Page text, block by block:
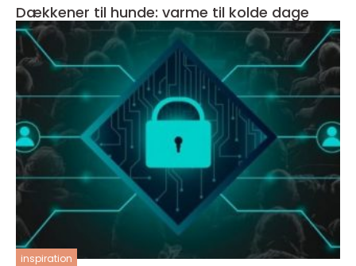
Dækkener til hunde: varme til kolde dage
inspiration